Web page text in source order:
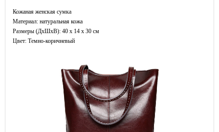
Кожаная женская сумка
Материал: натуральная кожа
Размеры (ДxШхВ): 40 x 14 x 30 см
Цвет: Темно-коричневый